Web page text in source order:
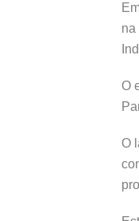
na
O
O